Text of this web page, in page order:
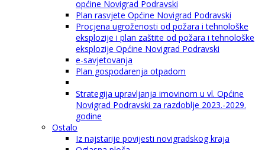
općine Novigrad Podravski
Plan rasvjete Općine Novigrad Podravski
Procjena ugroženosti od požara i tehnološke
eksplozije i plan zaštite od požara i tehnološke
eksplozije Općine Novigrad Podravski
e-savjetovanja
Plan gospodarenja otpadom
Strategija upravljanja imovinom u vl. Općine
Novigrad Podravski za razdoblje 2023.-2029.
godine
Ostalo
Iz najstarije povijesti novigradskog kraja